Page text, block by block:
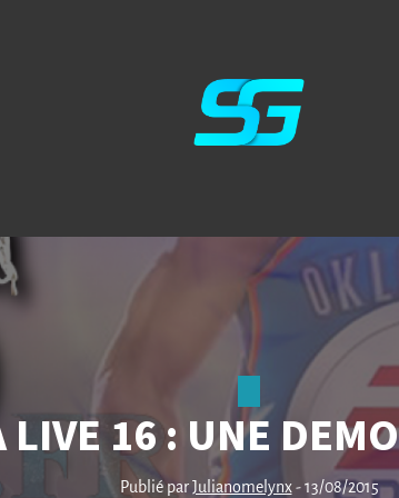
LIVE 16 : UNE
Publié par Julianomelynx- 13/08/2015